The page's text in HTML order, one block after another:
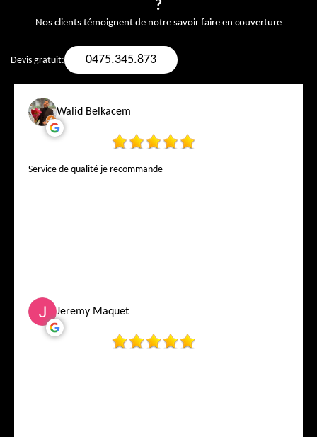
?
Nos clients témoignent de notre savoir faire en couverture
Devis gratuit: 0475.345.873
Walid Belkacem
Service de qualité je recommande
Jeremy Maquet